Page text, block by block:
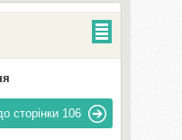
сторінки 106